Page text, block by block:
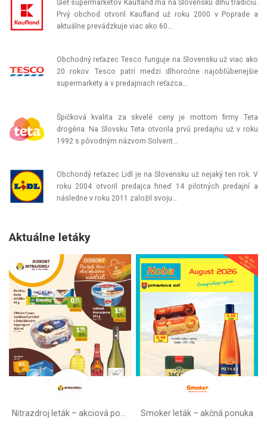
Sieť supermarketov Kaufland má na Slovensku dlhú tradíciu.
Prvý obchod otvoril Kaufland už roku 2000 v Poprade a
aktuálne prevádzkuje viac ako 60…
Obchodný reťazec Tesco funguje na Slovensku už viac ako
20 rokov. Tesco patrí medzi dlhoročne najobľúbenejšie
supermarkety a v predajniach reťazca…
Špičková kvalita za skvelé ceny je mottom firmy Teta
drogéria. Na Slovsku Teta otvorila prvú predajňu už v roku
1992 s pôvodným názvom Solvent…
Obchondý reťazec Lidl je na Slovensku už nejaký ten rok. V
roku 2004 otvoril predajca hneď 14 pilotných predajní a
následne v roku 2011 založil svoju…
Aktuálne letáky
Nitrazdroj leták –⁠ akciová ponuka Smoker leták – akčná ponuka